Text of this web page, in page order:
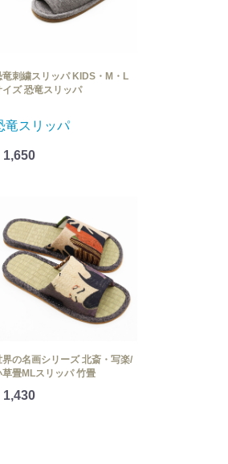
竜刺繍スリッパ KIDS・M・L
イズ 恐竜スリッパ
竜スリッパ
1,650
界の名画シリーズ 北斎・写楽/
草畳MLスリッパ 竹畳
1,430